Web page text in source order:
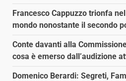
Francesco Cappuzzo trionfa
mondo nonostante il secondo
Conte davanti alla
cosa è emerso dall’audizione
Domenico Berardi: Segreti,